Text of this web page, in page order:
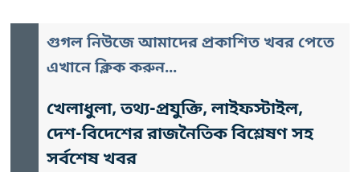
গুগল নিউজে আমাদের প্রকাশিত খবর পেতে
এখানে ক্লিক করুন...
খেলাধুলা, তথ্য-প্রযুক্তি, লাইফস্টাইল,
দেশ-বিদেশের রাজনৈতিক বিশ্লেষণ সহ
সর্বশেষ খবর